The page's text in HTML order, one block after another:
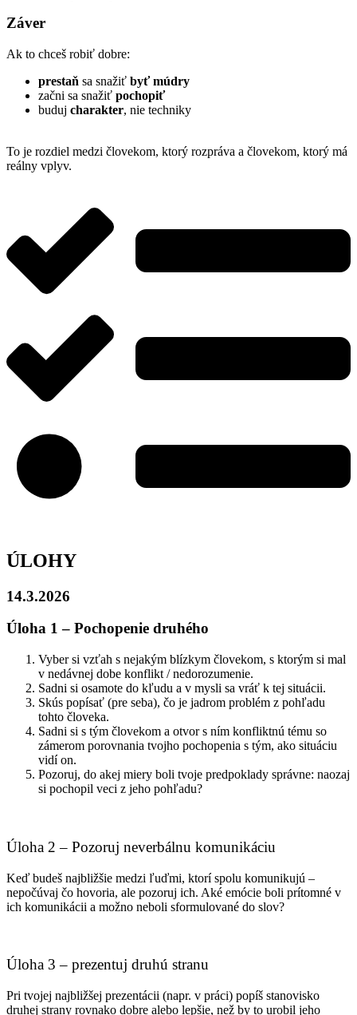
Záver
Ak to chceš robiť dobre:
prestaň sa snažiť byť múdry
začni sa snažiť pochopiť
buduj charakter, nie techniky
To je rozdiel medzi človekom, ktorý rozpráva a človekom, ktorý má
reálny vplyv.
ÚLOHY
14.3.2026
Úloha 1 – Pochopenie druhého
Vyber si vzťah s nejakým blízkym človekom, s ktorým si mal
v nedávnej dobe konflikt / nedorozumenie.
Sadni si osamote do kľudu a v mysli sa vráť k tej situácii.
Skús popísať (pre seba), čo je jadrom problém z pohľadu
tohto človeka.
Sadni si s tým človekom a otvor s ním konfliktnú tému so
zámerom porovnania tvojho pochopenia s tým, ako situáciu
vidí on.
Pozoruj, do akej miery boli tvoje predpoklady správne: naozaj
si pochopil veci z jeho pohľadu?
Úloha 2 – Pozoruj neverbálnu komunikáciu
Keď budeš najbližšie medzi ľuďmi, ktorí spolu komunikujú –
nepočúvaj čo hovoria, ale pozoruj ich. Aké emócie boli prítomné v
ich komunikácii a možno neboli sformulované do slov?
Úloha 3 – prezentuj druhú stranu
Pri tvojej najbližšej prezentácii (napr. v práci) popíš stanovisko
druhej strany rovnako dobre alebo lepšie, než by to urobil jeho